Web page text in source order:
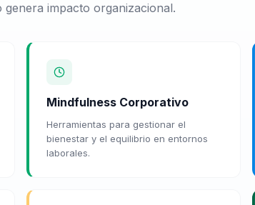
impacto organizacional.
Mindfulness Corporativo
Herramientas para gestionar el
bienestar y el equilibrio en entornos
laborales.